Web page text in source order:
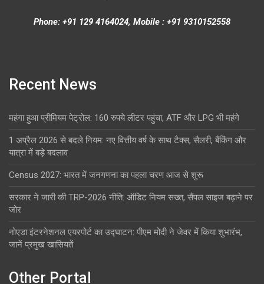
Phone: +91 129 4164024, Mobile : +91 9310152558
Recent News
महंगा हुआ प्रीमियम पेट्रोल: 160 रुपये लीटर पहुंचा, ATF और LPG भी महंगे
1 अप्रैल 2026 से बदले नियम: नए वित्तीय वर्ष के साथ टैक्स, सैलरी, बैंकिंग और
यात्रा में बड़े बदलाव
Census 2027: भारत में जनगणना का पहला चरण आज से शुरू
सरकार ने जारी की TRP-2026 नीति: ऑडिट नियम सख्त, सैंपल साइज बढ़ाने पर
जोर
नोएडा इंटरनेशनल एयरपोर्ट का उद्घाटन: पीएम मोदी ने जेवर में किया शुभारंभ,
जानें प्रमुख खासियतें
Other Portal